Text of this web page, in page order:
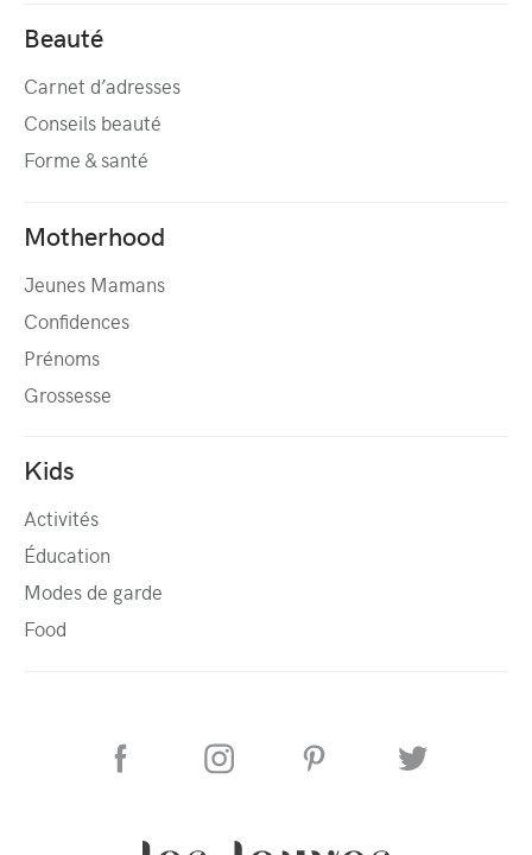
Beauté
Carnet d’adresses
Conseils beauté
Forme & santé
Motherhood
Jeunes Mamans
Confidences
Prénoms
Grossesse
Kids
Activités
Éducation
Modes de garde
Food